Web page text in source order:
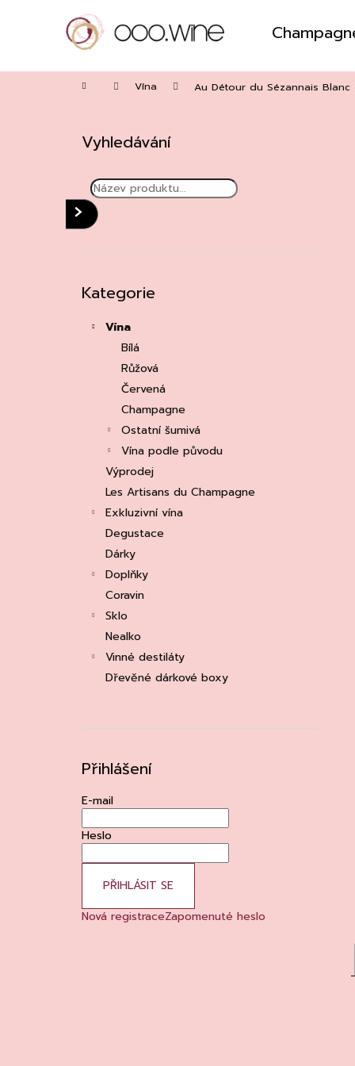
Domů Vína Au Détour du Sézannais
r
a
n
Vyhledávání
HLEDAT
kategorie
Kategorie
Vína
Bílá
Růžová
Červená
Champagne
Ostatní šumivá
Vína podle původu
Výprodej
Les Artisans du Champagne
Exkluzivní vína
Degustace
Dárky
Doplňky
Coravin
Sklo
Nealko
Vinné destiláty
Dřevěné dárkové boxy
Přihlášení
E-mail
Heslo
PŘIHLÁSIT SE
Nová registraceZapomenuté heslo
Zpět
ASOLO PROSECCO SUPERIORE DOCG
BRUT, MARTIGNAGO
253 Kč
Původně: 335 Kč